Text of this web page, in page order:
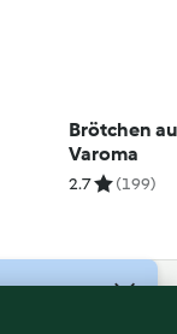
Brötchen
Varoma
2.7 (199)